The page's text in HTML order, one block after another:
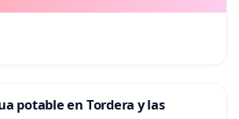
potable en Tordera y las